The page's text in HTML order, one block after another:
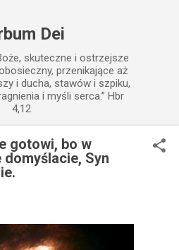
Dei
skuteczne i ostrzejsze
przenikające aż
i ducha, stawów i szpiku,
i myśli serca.” Hbr
4,12
gotowi, bo w
Syn